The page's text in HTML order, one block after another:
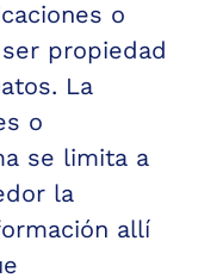
o
propiedad
La
o
se limita a
la
allí